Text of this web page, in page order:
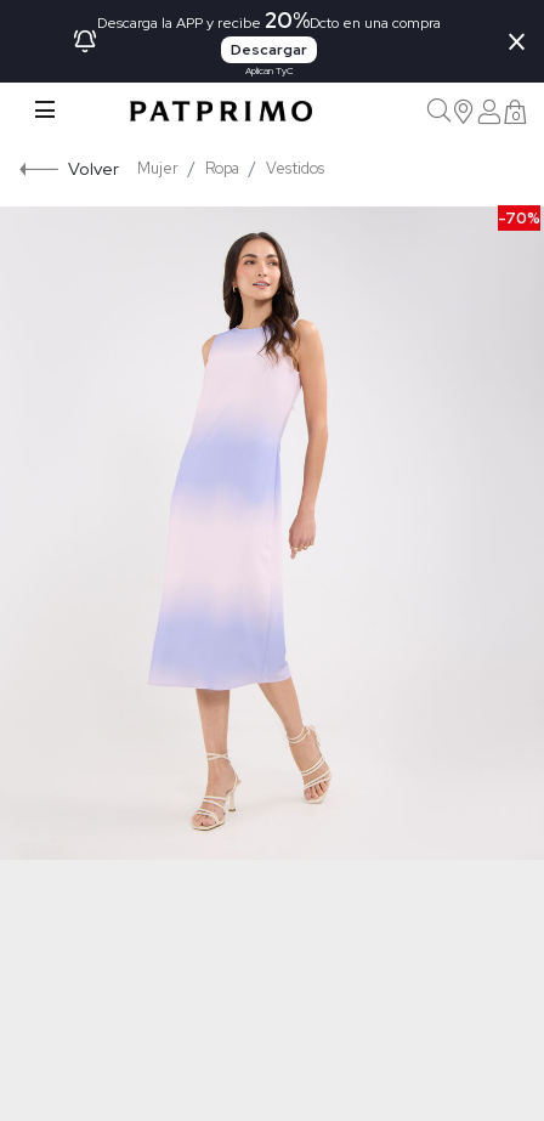
Descarga la APP y recibe 20%Dcto en una compra
Descargar
Aplican TyC
×
0
Volver Mujer Ropa Vestidos
-70%